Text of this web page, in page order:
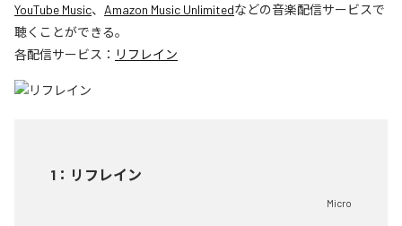
YouTube Music、 Amazon Music Unlimitedなどの音楽配信サービスで
聴くことができる。
各配信サービス： リフレイン
1 ： リフレイン
Micro